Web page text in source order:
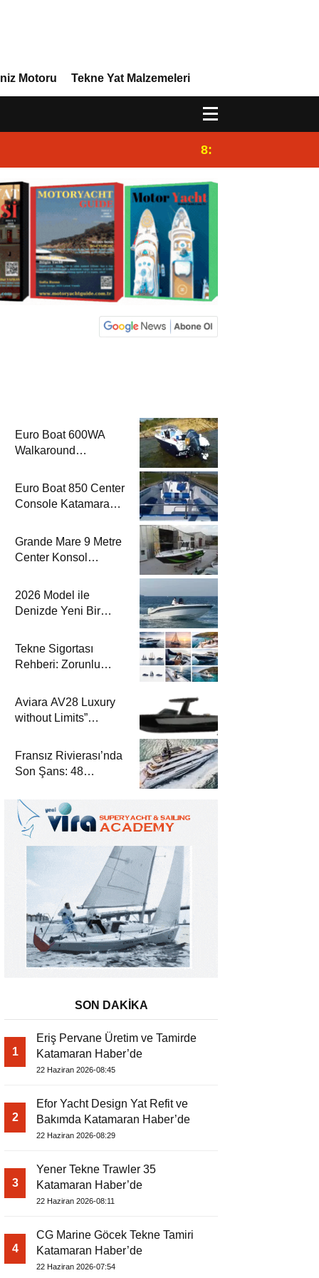
Motoru Tekne Yat Malzemeleri
8:29
Euro Boat 600WA
Walkaround
Euro Boat 850 Center
Console Katamaran
Grande Mare 9 Metre
Center Konsol
2026 Model ile
Denizde Yeni Bir
Tekne Sigortası
Rehberi: Zorunlu
ve Güvenli Seyir
Aviara AV28 Luxury
without Limits”
Yeni Bir Dönem
Fransız Rivierası’nda
Son Şans: 48
Mükemmel Bir Yat
Tatili
SON DAKİKA
1
Eriş Pervane Üretim ve Tamirde
Katamaran Haber’de
22 Haziran 2026-08:45
2
Efor Yacht Design Yat Refit ve
Bakımda Katamaran Haber’de
22 Haziran 2026-08:29
3
Yener Tekne Trawler 35
Katamaran Haber’de
22 Haziran 2026-08:11
4
CG Marine Göcek Tekne Tamiri
Katamaran Haber’de
22 Haziran 2026-07:54